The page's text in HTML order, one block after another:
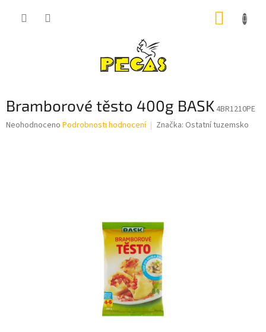
Bramborové těsto 400g BASK 4BR1210PE
Průměrné
Neohodnoceno Podrobnosti hodnocení Značka: Ostatní tuzemsko